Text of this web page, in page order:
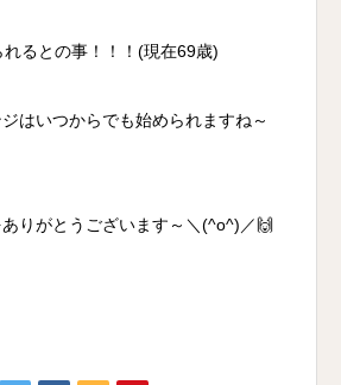
るとの事！！！(現在69歳)
はいつからでも始められますね～
りがとうございます～＼(^o^)／🙌